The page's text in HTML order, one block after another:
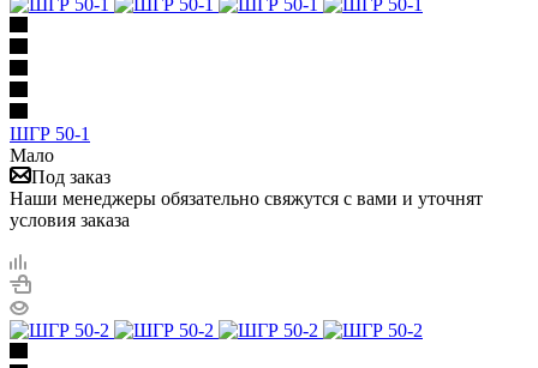
ШГР 50-1
Мало
Под заказ
Наши менеджеры обязательно свяжутся с вами и уточнят
условия заказа